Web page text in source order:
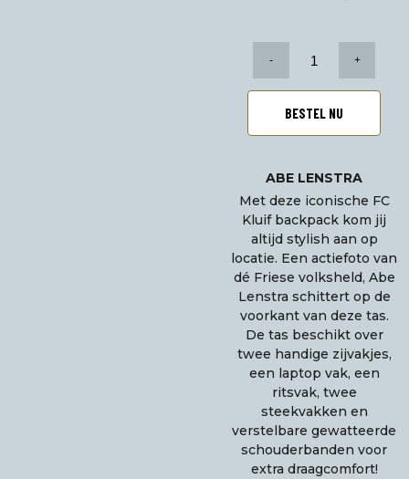
Lenstra
rugtas
BESTEL NU
ABE LENSTRA
Met deze iconische FC
Kluif backpack kom jij
altijd stylish aan op
locatie. Een actiefoto van
dé Friese volksheld, Abe
Lenstra schittert op de
voorkant van deze tas.
De tas beschikt over
twee handige zijvakjes,
een laptop vak, een
ritsvak, twee
steekvakken en
verstelbare gewatteerde
schouderbanden voor
extra draagcomfort!